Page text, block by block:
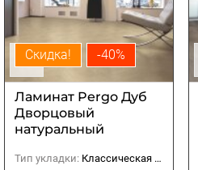
Скидка! -40%
Ламинат Pergo Дуб
Дворцовый
натуральный
Тип укладки: Классическая (прямая)